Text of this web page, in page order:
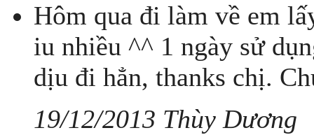
Hôm qua đi làm về em
iu nhiều ^^ 1 ngày sử
dịu đi hẳn, thanks chị.
19/12/2013 Thùy Dương